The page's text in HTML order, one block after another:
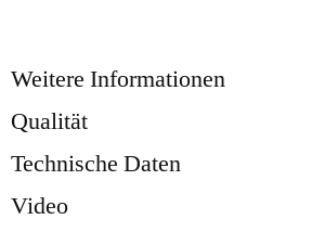
Weitere Informationen
Qualität
Technische Daten
Video